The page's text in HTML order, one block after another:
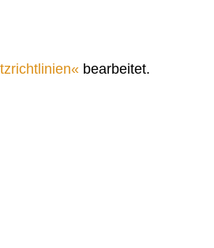
bearbeitet.